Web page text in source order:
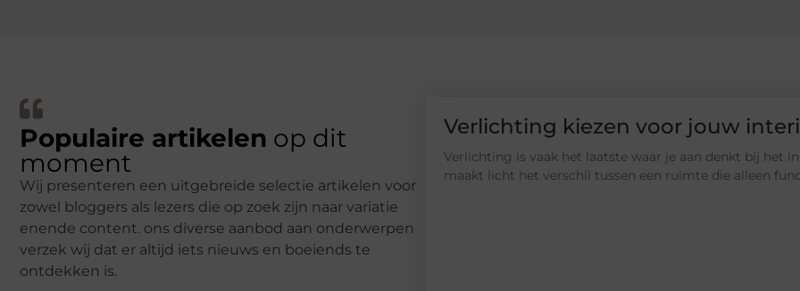
Populaire artikelen op dit
moment
Wij presenteren een uitgebreide selectie artikelen voor
zowel bloggers als lezers die op zoek zijn naar variatie
enende content. ons diverse aanbod aan onderwerpen
verzek wij dat er altijd iets nieuws en boeiends te
ontdekken is.
Verlichting kiezen voor jouw
Verlichting is vaak het laatste waar je aan denkt bij het
maakt licht het verschil tussen een ruimte die alleen